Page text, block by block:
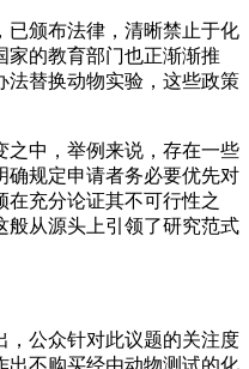
已颁布法律，清晰禁止于化
家的教育部门也正渐渐推
法替换动物实验，这些政策
之中，举例来说，存在一些
确规定申请者务必要优先对
在充分论证其不可行性之
般从源头上引领了研究范式
，公众针对此议题的关注度